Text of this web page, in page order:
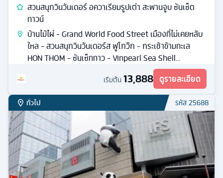
สวนสนุกวินวันเดอร์ อควาเรียมรูปเต่า สะพานจูบ ซันเซ็ต
ทาวน์
บ้านไม้ไผ่ - Grand World Food Street เมืองที่ไม่เคยหลับ
ใหล - สวนสนุกวินวันเดอร์ส ฟูโกว๊ก - กระเช้าข้ามทะเล
HON THOM - ซันเซ็ททาว - Vinpearl Sea Shell
เริ่มต้น 13,888 ดูรายละเอียด
ทั่วไป รหัส25688